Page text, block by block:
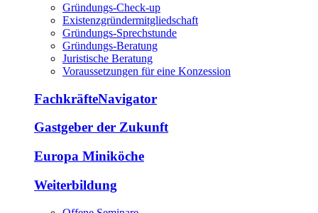
Gründungs-Check-up
Existenzgründermitgliedschaft
Gründungs-Sprechstunde
Gründungs-Beratung
Juristische Beratung
Voraussetzungen für eine Konzession
FachkräfteNavigator
Gastgeber der Zukunft
Europa Miniköche
Weiterbildung